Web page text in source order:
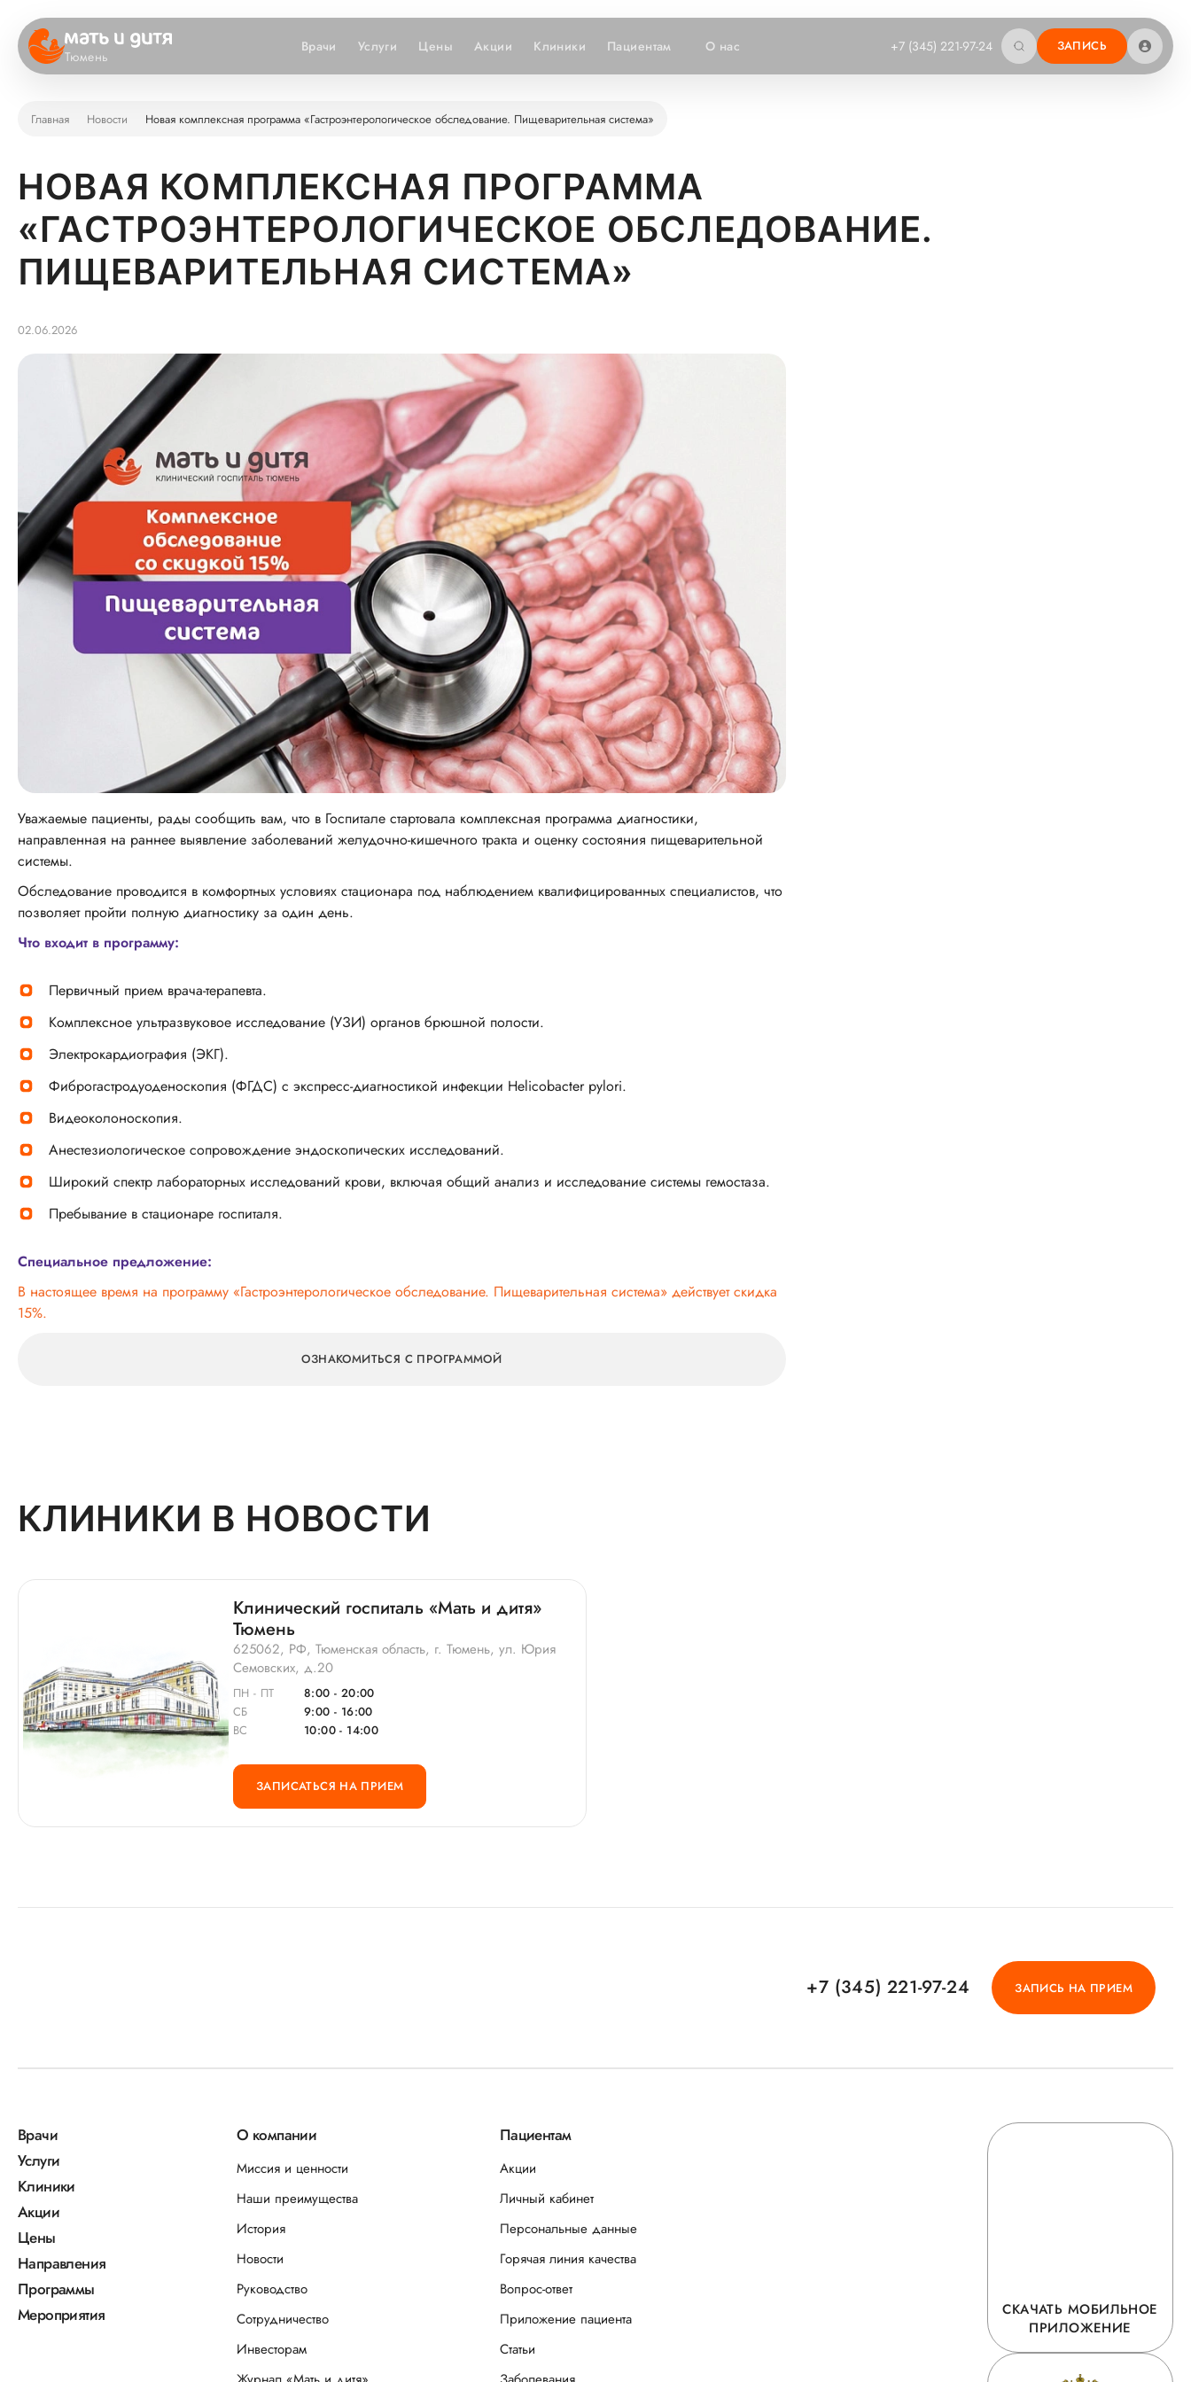
Тюмень
Врачи Услуги Цены Акции Клиники Пациентам О нас +7 (345) 221-97-24 ЗАПИСЬ
Главная Новости Новая комплексная программа «Гастроэнтерологическое обследование. Пищеварительная система»
НОВАЯ КОМПЛЕКСНАЯ ПРОГРАММА
«ГАСТРОЭНТЕРОЛОГИЧЕСКОЕ ОБСЛЕДОВАНИЕ.
ПИЩЕВАРИТЕЛЬНАЯ СИСТЕМА»
02.06.2026
Уважаемые пациенты, рады сообщить вам, что в Госпитале стартовала комплексная программа диагностики,
направленная на раннее выявление заболеваний желудочно-кишечного тракта и оценку состояния пищеварительной
системы.
Обследование проводится в комфортных условиях стационара под наблюдением квалифицированных специалистов, что
позволяет пройти полную диагностику за один день.
Что входит в программу:
Первичный прием врача-терапевта.
Комплексное ультразвуковое исследование (УЗИ) органов брюшной полости.
Электрокардиография (ЭКГ).
Фиброгастродуоденоскопия (ФГДС) с экспресс-диагностикой инфекции Helicobacter pylori.
Видеоколоноскопия.
Анестезиологическое сопровождение эндоскопических исследований.
Широкий спектр лабораторных исследований крови, включая общий анализ и исследование системы гемостаза.
Пребывание в стационаре госпиталя.
Специальное предложение:
В настоящее время на программу «Гастроэнтерологическое обследование. Пищеварительная система» действует скидка
15%.
ОЗНАКОМИТЬСЯ С ПРОГРАММОЙ
КЛИНИКИ В НОВОСТИ
Клинический госпиталь «Мать и дитя»
Тюмень
625062, РФ, Тюменская область, г. Тюмень, ул. Юрия
Семовских, д.20
ПН - ПТ
8:00 - 20:00
СБ
9:00 - 16:00
ВС
10:00 - 14:00
ЗАПИСАТЬСЯ НА ПРИЕМ
+7 (345) 221-97-24 ЗАПИСЬ НА ПРИЕМ
Врачи
Услуги
Клиники
Акции
Цены
Направления
Программы
Мероприятия
О компании
Миссия и ценности
Наши преимущества
История
Новости
Руководство
Сотрудничество
Инвесторам
Пациентам
Акции
Личный кабинет
Персональные данные
Горячая линия качества
Вопрос-ответ
Приложение пациента
Статьи
СКАЧАТЬ МОБИЛЬНОЕ
ПРИЛОЖЕНИЕ